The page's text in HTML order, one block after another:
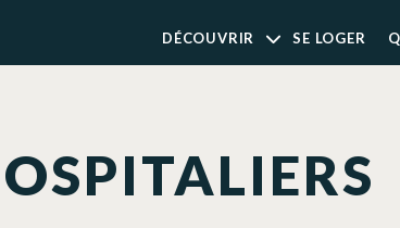
DÉCOUVRIR SE LOGER